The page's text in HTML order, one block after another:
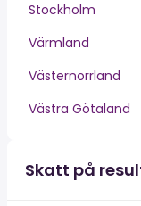
Stockholm
Värmland
Västernorrland
Västra Götaland
Skatt på